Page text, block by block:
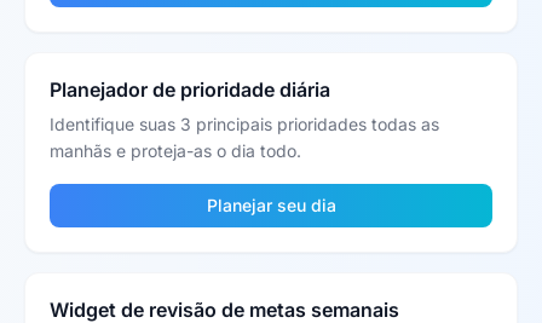
Planejador de prioridade diária
Identifique suas 3 principais prioridades todas as
manhãs e proteja-as o dia todo.
Planejar seu dia
Widget de revisão de metas semanais